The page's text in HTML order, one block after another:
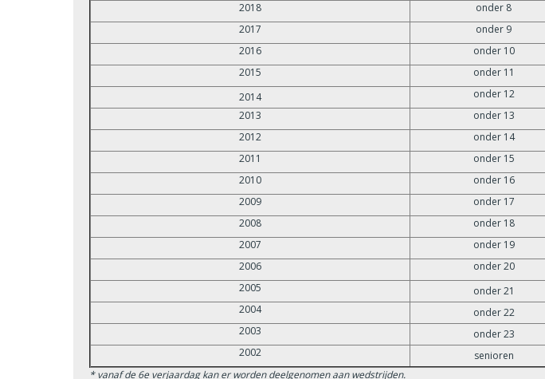
2018
onder 8
2017
onder 9
2016
onder 10
2015
onder 11
2014
onder 12
2013
onder 13
2012
onder 14
2011
onder 15
2010
onder 16
2009
onder 17
2008
onder 18
2007
onder 19
2006
onder 20
2005
onder 21
2004
onder 22
2003
onder 23
2002
senioren
* vanaf de 6e verjaardag kan er worden deelgenomen aan wedstrijden.